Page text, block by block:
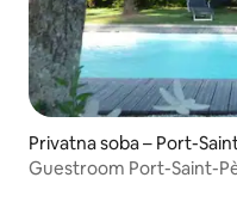
Privatna soba – Port-
Guestroom Port-Saint-